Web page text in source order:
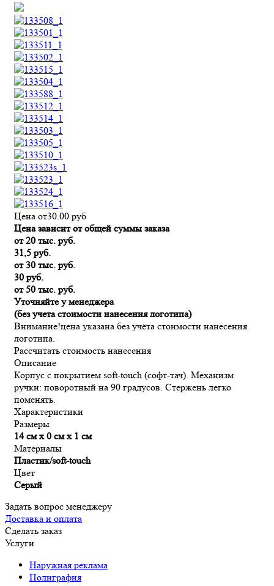
Цена от30.00 руб
Цена зависит от общей суммы заказа
от 20 тыс. руб.
31,5 руб.
от 30 тыс. руб.
30 руб.
от 50 тыс. руб.
Уточняйте у менеджера
(без учета стоимости нанесения логотипа)
Внимание!цена указана без учёта стоимости нанесения
логотипа.
Рассчитать стоимость нанесения
Описание
Корпус с покрытием soft-touch (софт-тач). Механизм
ручки: поворотный на 90 градусов. Стержень легко
поменять.
Характеристики
Размеры
14 см х 0 см х 1 см
Материалы
Пластик/soft-touch
Цвет
Серый
Задать вопрос менеджеру
Доставка и оплата
Сделать заказ
Услуги
Наружная реклама
Полиграфия